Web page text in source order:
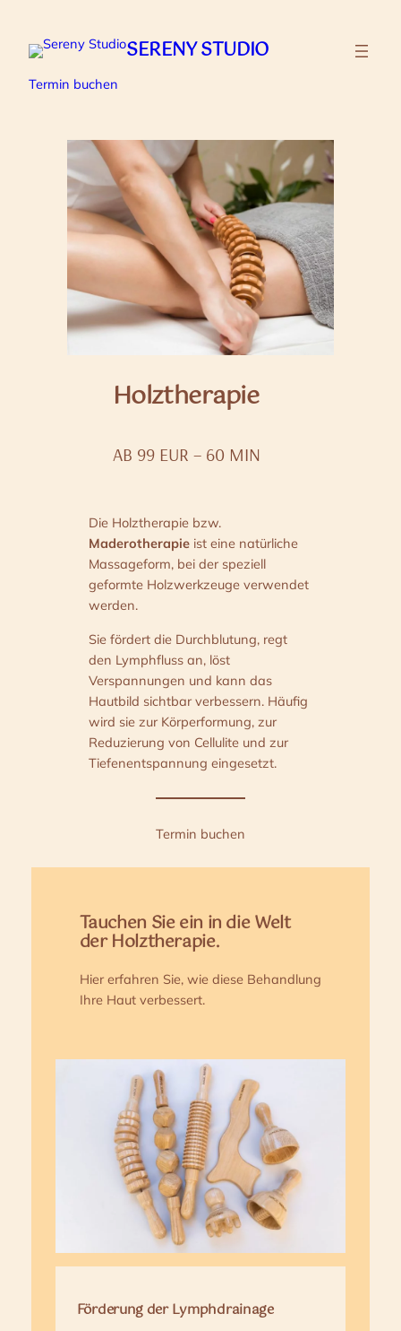
springen
SERENY STUDIO
Termin buchen
Holztherapie
AB 99 EUR – 60 MIN
Die Holztherapie bzw.
Maderotherapieist eine natürliche
Massageform, bei der speziell
geformte Holzwerkzeuge verwendet
werden.
Sie fördert die Durchblutung, regt
den Lymphfluss an, löst
Verspannungen und kann das
Hautbild sichtbar verbessern. Häufig
wird sie zur Körperformung, zur
Reduzierung von Cellulite und zur
Tiefenentspannung eingesetzt.
Termin buchen
Tauchen Sie ein in die Welt
der Holztherapie.
Hier erfahren Sie, wie diese Behandlung
Ihre Haut verbessert.
Förderung der Lymphdrainage